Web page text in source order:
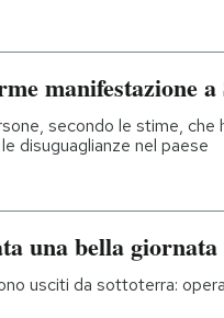
manifestazione
secondo le stime, che
disuguaglianze nel paese
una bella giornata
usciti da sottoterra: